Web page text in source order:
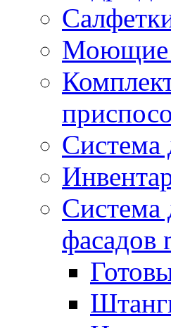
Моющие
Система
Система
фасадов